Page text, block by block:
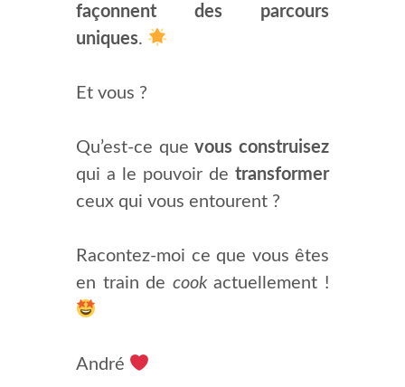
façonnent des parcours
uniques.
Et vous ?
Qu’est-ce quevous construisez
qui a le pouvoir de transformer
ceux qui vous entourent ?
Racontez-moi ce que vous êtes
en train de cookactuellement !
André